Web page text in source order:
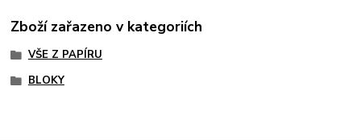
Zboží zařazeno v kategoriích
VŠE Z PAPÍRU
BLOKY